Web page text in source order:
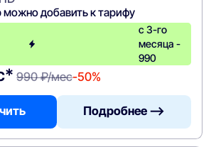
можно добавить к тарифу
с 3-го
месяца -
990
990 ₽/мес-50%
Подробнее —>